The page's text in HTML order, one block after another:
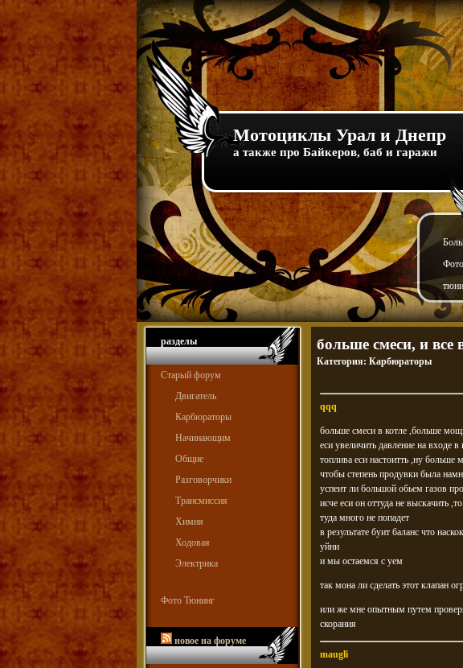
Мотоциклы Урал и Днепр
а также про Байкеров, баб и гаражи
разделы
Старый форум
Двигатель
Карбюраторы
Начинающим
Общие
Разговорчики
Трансмиссия
Химия
Ходовая
Электрика
Фото Тюнинг
новое на форуме
больше смеси, и все
Категория: Карбюраторы
qqq
больше смеси в котле ,больше
еси увеличить давление на входе
топлива еси настоитть ,ну больше
чтобы степень продувки была
успеит ли большой обьем газов
исче еси он оттуда не выскачить
туда много не попадет
в результате буит баланс что
уйни
и мы остаемся с уем
так мона ли сделать этот клапан
или же мне опытным путем
скорания
maugli